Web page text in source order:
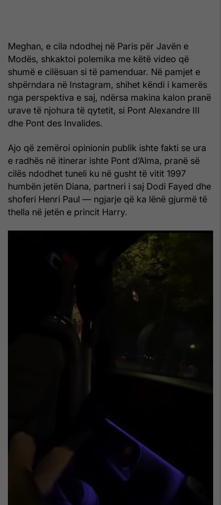
Meghan, e cila ndodhej në Paris për Javën e
Modës, shkaktoi polemika me këtë video që
shumë e cilësuan si të pamenduar. Në pamjet e
shpërndara në Instagram, shihet këndi i kamerës
nga perspektiva e saj, ndërsa makina kalon pranë
urave të njohura të qytetit, si Pont Alexandre III
dhe Pont des Invalides.
Ajo që zemëroi opinionin publik ishte fakti se ura
e radhës në itinerar ishte Pont d’Alma, pranë së
cilës ndodhet tuneli ku në gusht të vitit 1997
humbën jetën Diana, partneri i saj Dodi Fayed dhe
shoferi Henri Paul — ngjarje që ka lënë gjurmë të
thella në jetën e princit Harry.